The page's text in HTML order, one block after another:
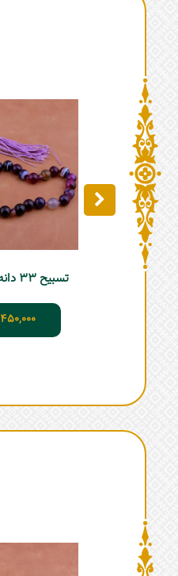
تسبیح 33 دانه عقیق بنفش
450,000